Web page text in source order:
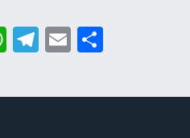
W
at
T
e
E
ai m